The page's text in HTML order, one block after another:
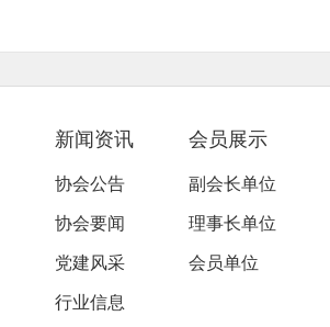
新闻资讯
协会公告
协会要闻
党建风采
行业信息
会员展示
副会长单位
理事长单位
会员单位